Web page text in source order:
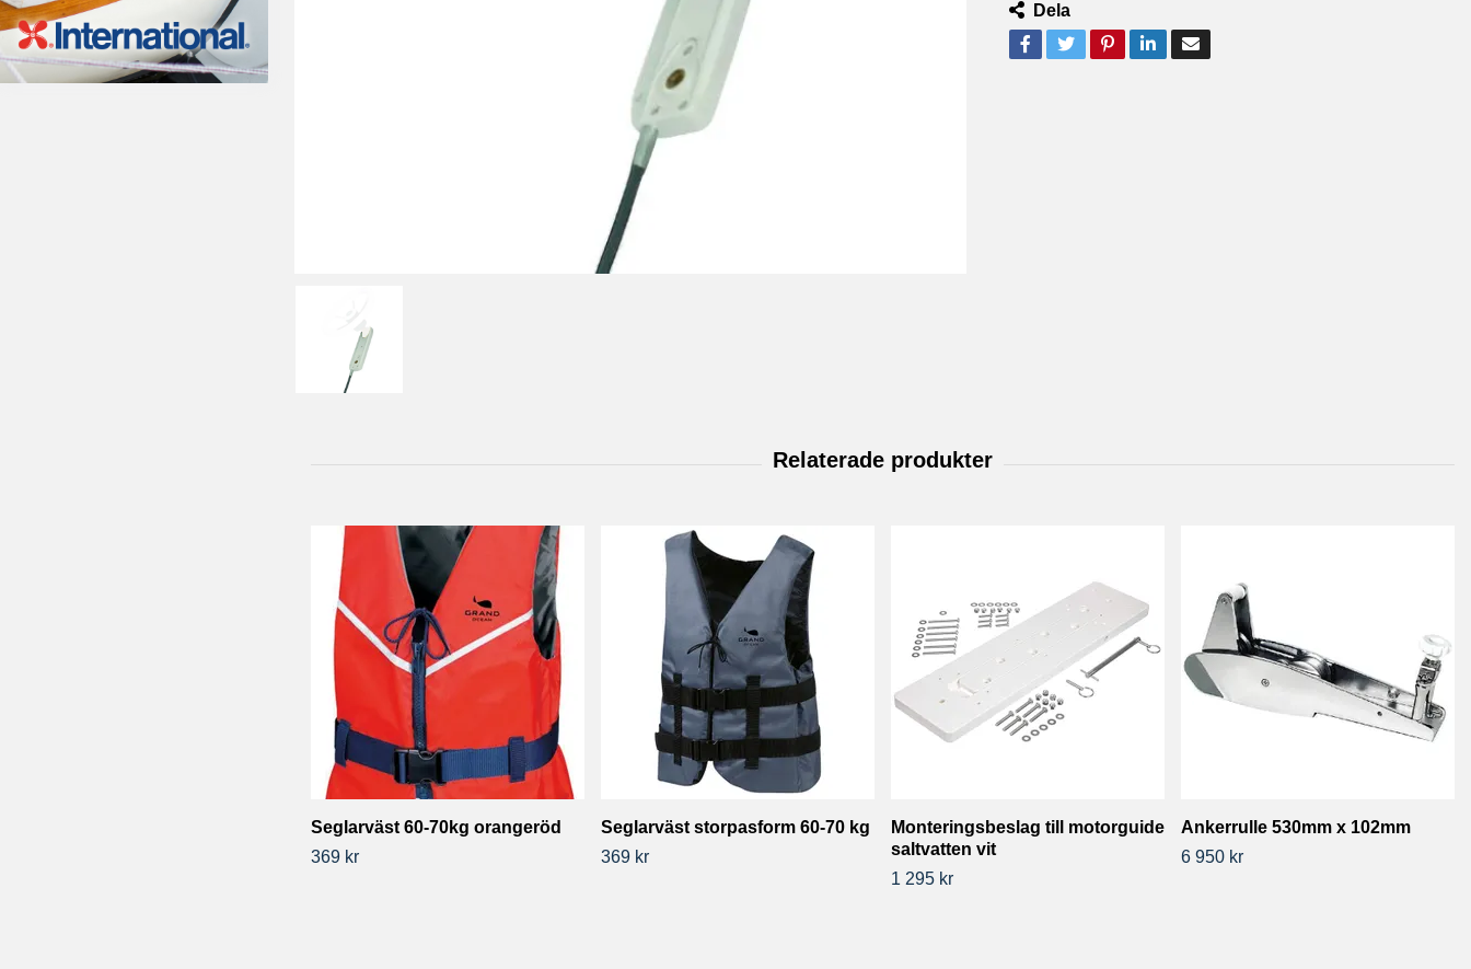
Dela
Seglarväst 60-70kg orangeröd
369 kr
Seglarväst storpasform 60-70 kg
369 kr
Monteringsbeslag till motorguide
saltvatten vit
1 295 kr
Ankerrulle 530mm x 102mm
6 950 kr